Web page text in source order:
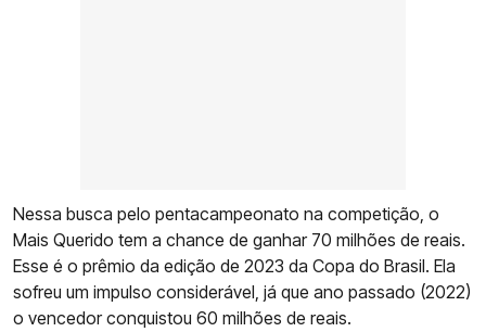
Nessa busca pelo pentacampeonato na competição, o
Mais Querido tem a chance de ganhar 70 milhões de reais.
Esse é o prêmio da edição de 2023 da Copa do Brasil. Ela
sofreu um impulso considerável, já que ano passado (2022)
o vencedor conquistou 60 milhões de reais.